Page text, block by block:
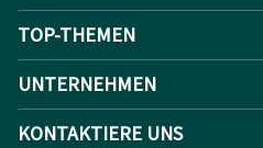
TOP-THEMEN
UNTERNEHMEN
KONTAKTIERE UNS